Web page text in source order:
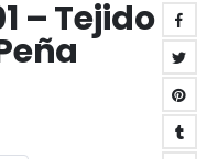
– Tejido